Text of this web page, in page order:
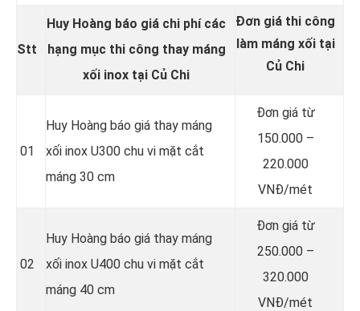
Stt
Huy Hoàng báo giá chi phí các
hạng mục thi công thaymáng
xối inox tại Củ Chi
Đơn giá thi công
làm máng xối tại
Củ Chi
01
Huy Hoàng báo giá thay máng
xối inox U300 chu vi mặt cắt
máng 30 cm
Đơn giá từ
150.000 –
220.000
VNĐ/mét
02
Huy Hoàng báo giá thay máng
xối inox U400 chu vi mặt cắt
máng 40 cm
Đơn giá từ
250.000 –
320.000
VNĐ/mét